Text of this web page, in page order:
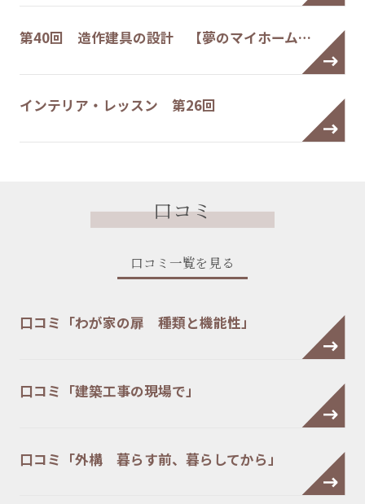
第40回 造作建具の設計 【夢のマイホーム…
インテリア・レッスン 第26回
口コミ
口コミ一覧を見る
口コミ「わが家の扉 種類と機能性」
口コミ「建築工事の現場で」
口コミ「外構 暮らす前、暮らしてから」